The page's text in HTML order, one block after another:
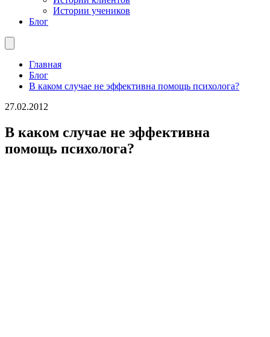
Истории учеников
Блог
Главная
Блог
В каком случае не эффективна помощь психолога?
27.02.2012
В каком случае не эффективна
помощь психолога?